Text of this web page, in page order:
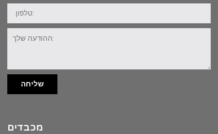
טלפון:
ההודעה
שלך:
שליחה
מכבדים